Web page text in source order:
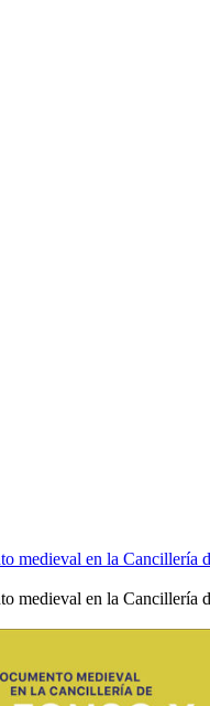
medieval en la Cancillería
medieval en la Cancillería